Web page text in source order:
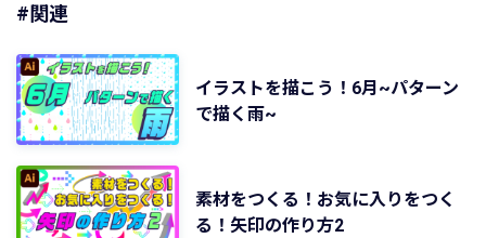
#関連
イラストを描こう！6月~パターン
で描く雨~
素材をつくる！お気に入りをつく
る！矢印の作り方2